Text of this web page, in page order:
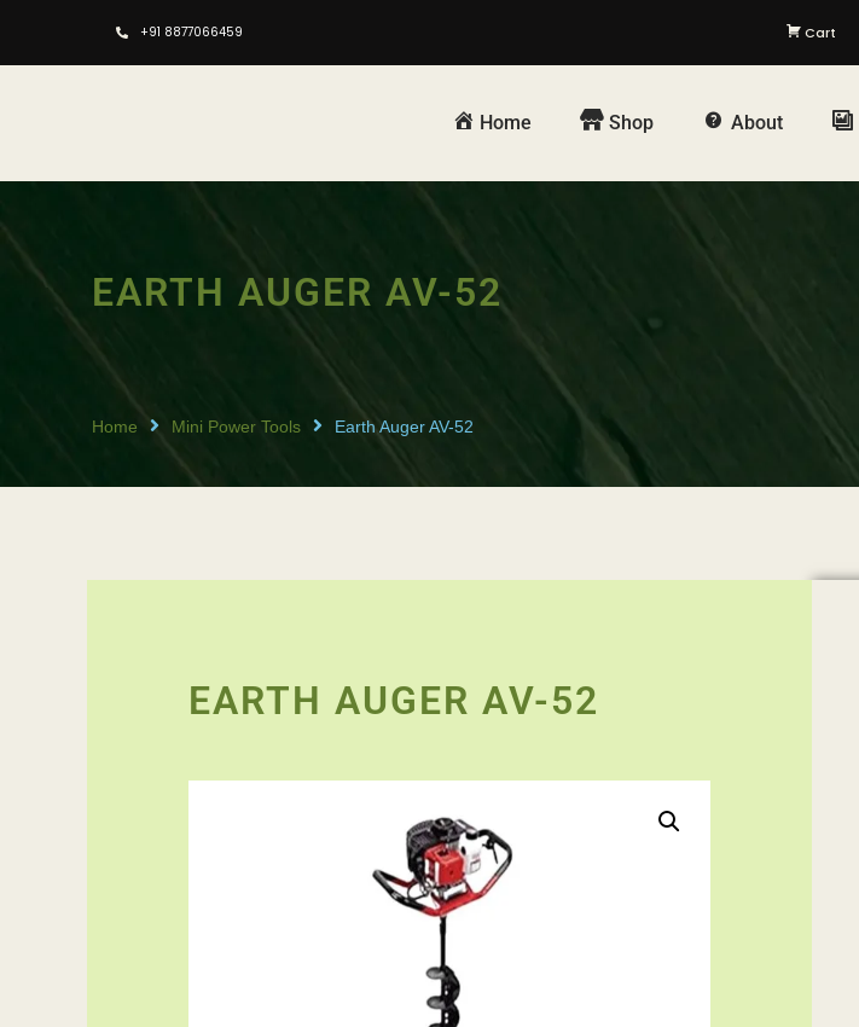
+91 8877066459 Cart
Home Shop About
EARTH AUGER AV-52
Home Mini Power Tools Earth Auger AV-52
EARTH AUGER AV-52